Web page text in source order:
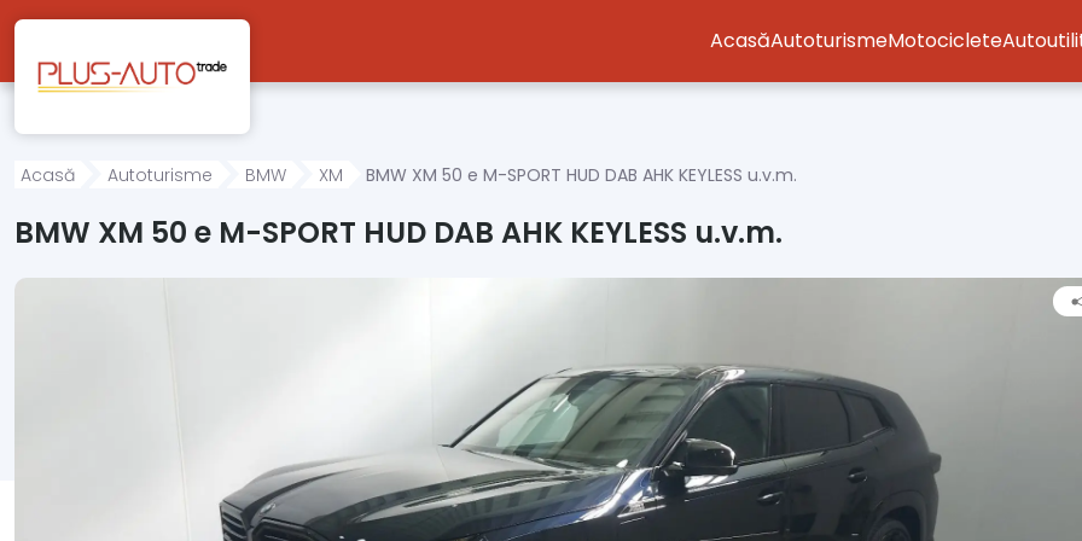
Mergi direct la conținutul principal
AcasăAutoturismeMotociclete
Acasă Autoturisme BMW XM BMW XM 50 e M-SPORT HUD DAB AHK KEYLESS u.v.m.
BMW XM 50 e M-SPORT HUD DAB AHK KEYLESS u.v.m.